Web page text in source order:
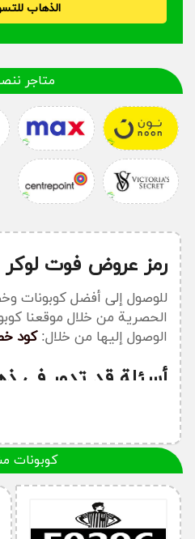
الذهاب
متاجر
رمز عروض فوت لوكر
للوصول إلى أفضل كوبونات
الحصرية من خلال موقعنا
الوصول إليها من خلال:كود
أسئلة قد تدور في
كيف أحصل على كود خصم فوت
يمكنك الحصول على أفضل
خلال موقعنا كوبون حصري قبل
موقع فوت لوكر من الإمارات
نقدم لك أفضل وأحدث
كوبونات